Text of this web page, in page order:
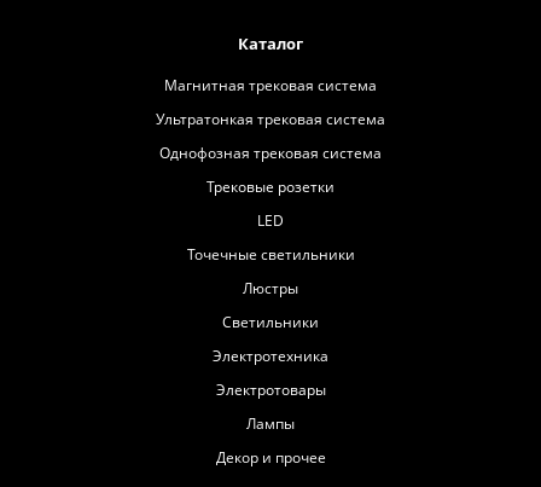
Каталог
Магнитная трековая система
Ультратонкая трековая система
Однофозная трековая система
Трековые розетки
LED
Точечные светильники
Люстры
Светильники
Электротехника
Электротовары
Лампы
Декор и прочее